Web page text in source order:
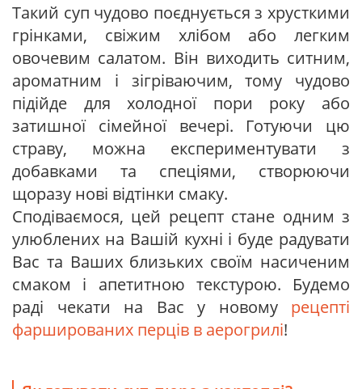
Такий суп чудово поєднується з хрусткими
грінками, свіжим хлібом або легким
овочевим салатом. Він виходить ситним,
ароматним і зігріваючим, тому чудово
підійде для холодної пори року або
затишної сімейної вечері. Готуючи цю
страву, можна експериментувати з
добавками та спеціями, створюючи
щоразу нові відтінки смаку.
Сподіваємося, цей рецепт стане одним з
улюблених на Вашій кухні і буде радувати
Вас та Ваших близьких своїм насиченим
смаком і апетитною текстурою. Будемо
раді чекати на Вас у новому рецепті
фаршированих перців в аерогрилі!